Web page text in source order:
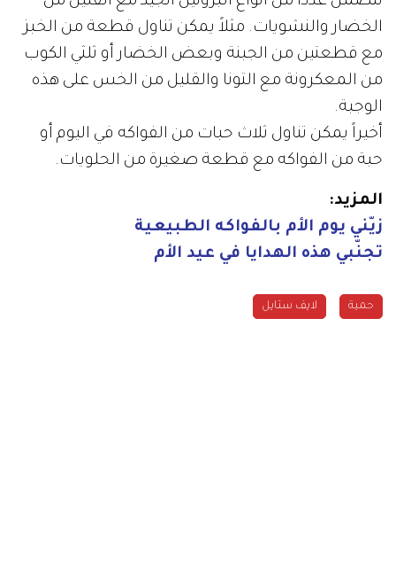
الخضار والنشويات. مثلاً يمكن تناول قطعة من الخبز
مع قطعتين من الجبنة وبعض الخضار أو ثلثي الكوب
من المعكرونة مع التونا والقليل من الخس على هذه
الوجبة.
أخيراً يمكن تناول ثلاث حبات من الفواكه في اليوم أو
حبة من الفواكه مع قطعة صغيرة من الحلويات.
المزيد:
زيّني يوم الأم بالفواكه الطبيعية
تجنّبي هذه الهدايا في عيد الأم
حمية لايف ستايل